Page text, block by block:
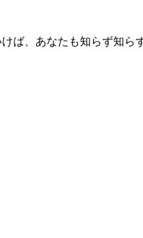
ば、あなたも知らず知